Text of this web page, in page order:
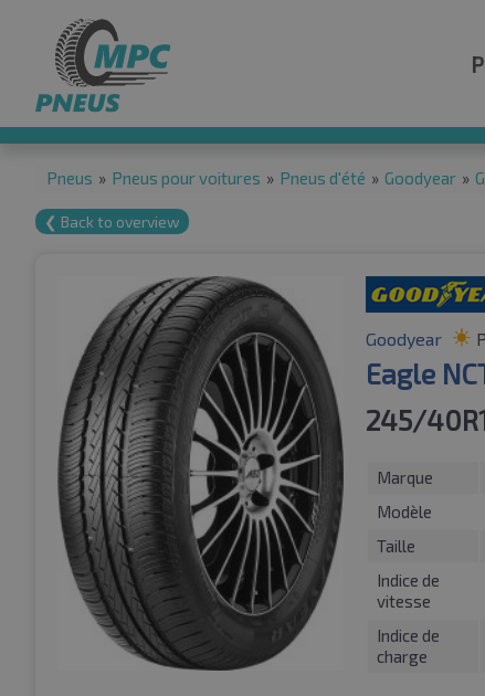
Pneus » Pneus pour voitures » Pneus d'été » Goodyear »
❮ Back to overview
Goodyear
Eagle
245/
Marque
Modèle
Taille
Indice de
vitesse
Indice de
charge